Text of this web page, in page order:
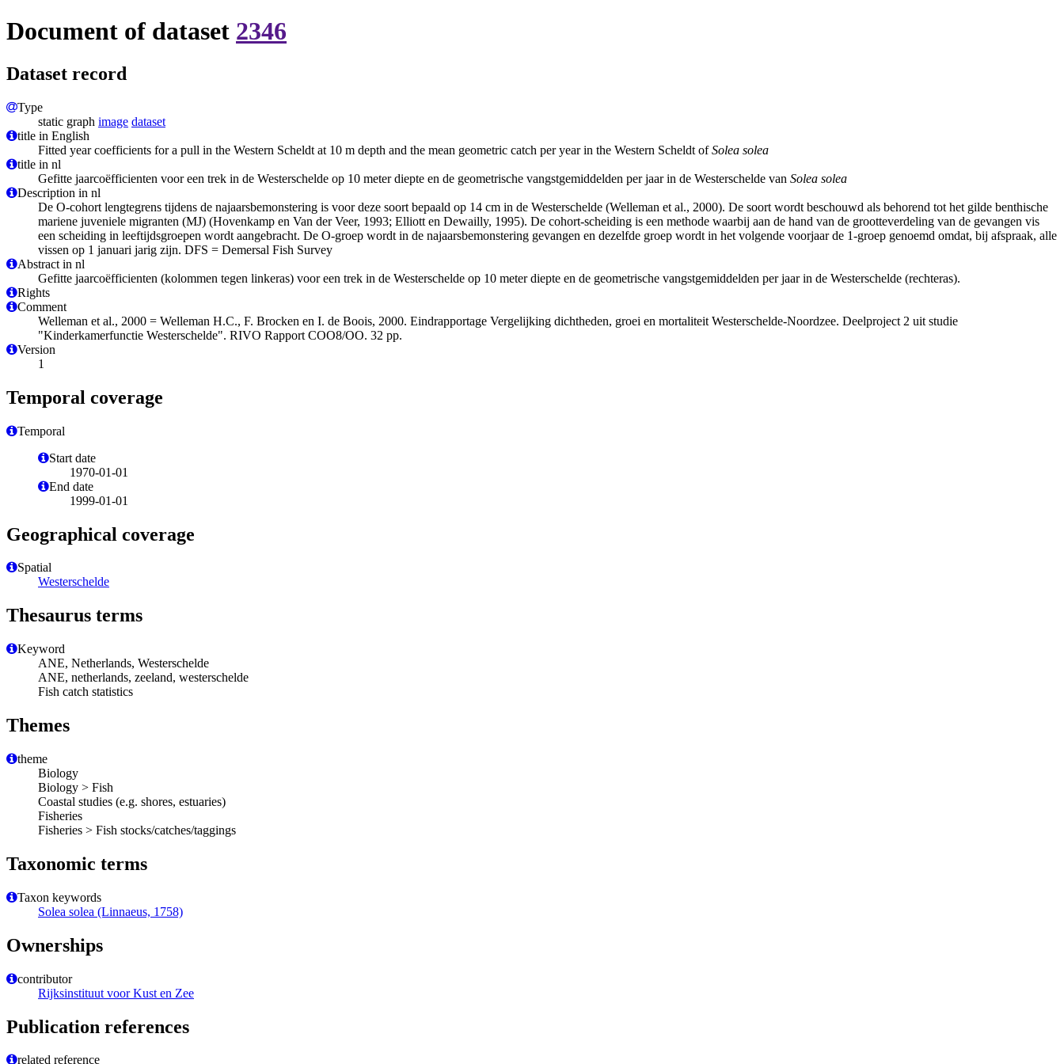
Document of dataset 2346
Dataset record
Type
static graph image dataset
title in English
Fitted year coefficients for a pull in the Western Scheldt at 10 m depth and the mean geometric catch per year in the Western Scheldt ofSolea solea
title in nl
Gefitte jaarcoëfficienten voor een trek in de Westerschelde op 10 meter diepte en de geometrische vangstgemiddelden per jaar in de Westerschelde van Solea solea
Description in nl
De O-cohort lengtegrens tijdens de najaarsbemonstering is voor deze soort bepaald op 14 cm in de Westerschelde (Welleman et al., 2000). De soort wordt beschouwd als behorend tot het gilde benthische
mariene juveniele migranten (MJ) (Hovenkamp en Van der Veer, 1993; Elliott en Dewailly, 1995). De cohort-scheiding is een methode waarbij aan de hand van de grootteverdeling van de gevangen vis
een scheiding in leeftijdsgroepen wordt aangebracht. De O-groep wordt in de najaarsbemonstering gevangen en dezelfde groep wordt in het volgende voorjaar de 1-groep genoemd omdat, bij afspraak, alle
vissen op 1 januari jarig zijn. DFS = Demersal Fish Survey
Abstract in nl
Gefitte jaarcoëfficienten (kolommen tegen linkeras) voor een trek in de Westerschelde op 10 meter diepte en de geometrische vangstgemiddelden per jaar in de Westerschelde (rechteras).
Rights
Comment
Welleman et al., 2000 = Welleman H.C., F. Brocken en I. de Boois, 2000. Eindrapportage Vergelijking dichtheden, groei en mortaliteit Westerschelde-Noordzee. Deelproject 2 uit studie
"Kinderkamerfunctie Westerschelde". RIVO Rapport COO8/OO. 32 pp.
Version
1
Temporal coverage
Temporal
Start date
1970-01-01
End date
1999-01-01
Geographical coverage
Spatial
Westerschelde
Thesaurus terms
Keyword
ANE, Netherlands, Westerschelde
ANE, netherlands, zeeland, westerschelde
Fish catch statistics
Themes
theme
Biology
Biology > Fish
Coastal studies (e.g. shores, estuaries)
Fisheries
Fisheries > Fish stocks/catches/taggings
Taxonomic terms
Taxon keywords
Solea solea (Linnaeus, 1758)
Ownerships
contributor
Rijksinstituut voor Kust en Zee
Publication references
related reference